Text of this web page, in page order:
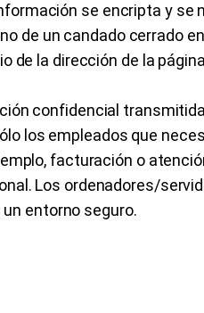
se encripta y se
de un candado cerrado
de la dirección de la
confidencial
los empleados que
facturación o
Los ordenadores/
entorno seguro.